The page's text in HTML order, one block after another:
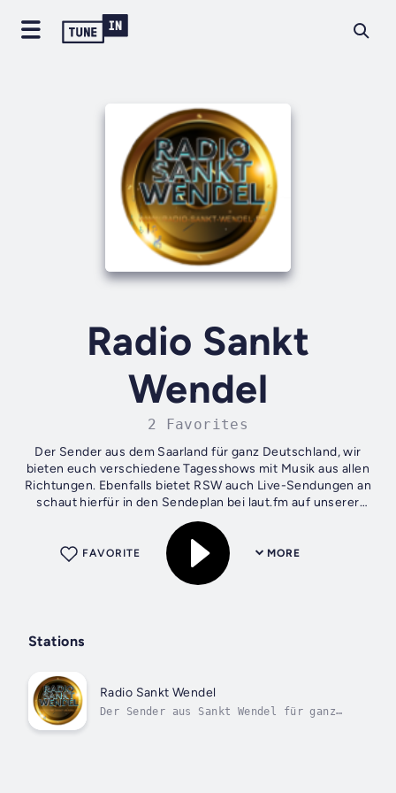
Radio Sankt
Wendel
2 Favorites
Der Sender aus dem Saarland für ganz Deutschland, wir
bieten euch verschiedene Tagesshows mit Musik aus allen
Richtungen. Ebenfalls bietet RSW auch Live-Sendungen an
schaut hierfür in den Sendeplan bei laut.fm auf unserer
Stationssteite.
MORE
FAVORITE
Stations
Radio Sankt Wendel
Der Sender aus Sankt Wendel für ganz